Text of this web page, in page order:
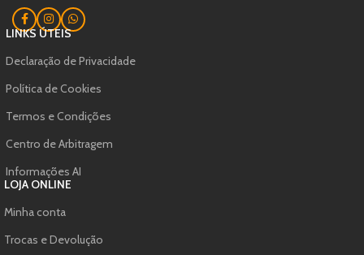
LINKS ÚTEIS
Declaração de Privacidade
Política de Cookies
Termos e Condições
Centro de Arbitragem
Informações AI
LOJA ONLINE
Minha conta
Trocas e Devolução